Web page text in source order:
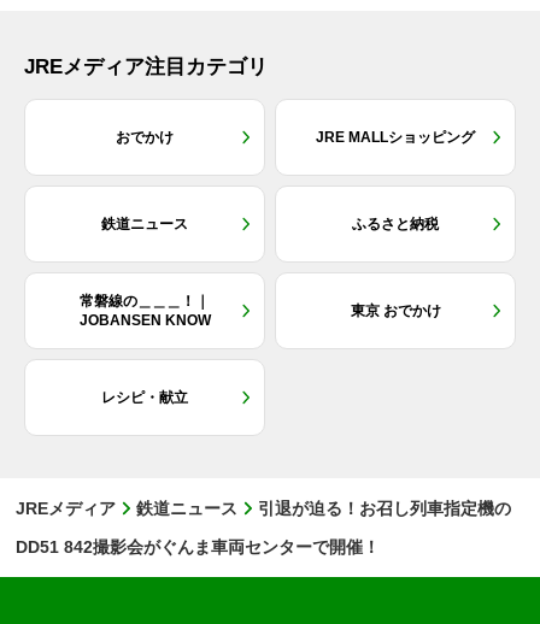
JREメディア注目カテゴリ
おでかけ JRE MALLショッピング
鉄道ニュース ふるさと納税
常磐線の＿＿＿！｜
JOBANSEN KNOW
東京 おでかけ
レシピ・献立
JREメディア 鉄道ニュース
引退が迫る！お召し列車指定機の
DD51 842撮影会がぐんま車両センターで開催！